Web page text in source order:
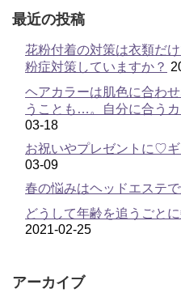
最近の投稿
花粉付着の対策は衣類だ
粉症対策していますか？
ヘアカラーは肌色に合わ
うことも…。自分に合う
03-18
お祝いやプレゼントに♡ギ
03-09
春の悩みはヘッドエステ
どうして年齢を追うごと
2021-02-25
アーカイブ